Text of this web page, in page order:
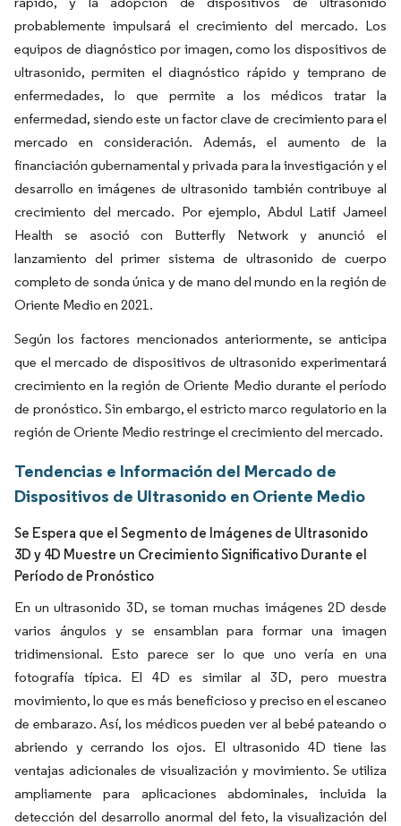
probablemente impulsará el crecimiento del mercado. Los
equipos de diagnóstico por imagen, como los dispositivos de
ultrasonido, permiten el diagnóstico rápido y temprano de
enfermedades, lo que permite a los médicos tratar la
enfermedad, siendo este un factor clave de crecimiento para el
mercado en consideración. Además, el aumento de la
financiación gubernamental y privada para la investigación y el
desarrollo en imágenes de ultrasonido también contribuye al
crecimiento del mercado. Por ejemplo, Abdul Latif Jameel
Health se asoció con Butterfly Network y anunció el
lanzamiento del primer sistema de ultrasonido de cuerpo
completo de sonda única y de mano del mundo en la región de
Oriente Medio en 2021.
Según los factores mencionados anteriormente, se anticipa
que el mercado de dispositivos de ultrasonido experimentará
crecimiento en la región de Oriente Medio durante el período
de pronóstico. Sin embargo, el estricto marco regulatorio en la
región de Oriente Medio restringe el crecimiento del mercado.
Tendencias e Información del Mercado de
Dispositivos de Ultrasonido en Oriente Medio
Se Espera que el Segmento de Imágenes de Ultrasonido
3D y 4D Muestre un Crecimiento Significativo Durante el
Período de Pronóstico
En un ultrasonido 3D, se toman muchas imágenes 2D desde
varios ángulos y se ensamblan para formar una imagen
tridimensional. Esto parece ser lo que uno vería en una
fotografía típica. El 4D es similar al 3D, pero muestra
movimiento, lo que es más beneficioso y preciso en el escaneo
de embarazo. Así, los médicos pueden ver al bebé pateando o
abriendo y cerrando los ojos. El ultrasonido 4D tiene las
ventajas adicionales de visualización y movimiento. Se utiliza
ampliamente para aplicaciones abdominales, incluida la
detección del desarrollo anormal del feto, la visualización del